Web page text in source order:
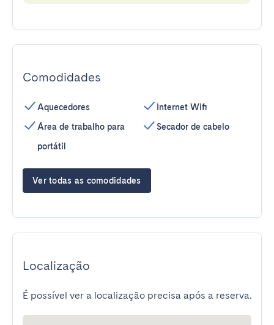
Comodidades
Aquecedores
Área de trabalho para
portátil
Internet Wifi
Secador de cabelo
Ver todas as comodidades
Localização
É possível ver a localização precisa após a reserva.